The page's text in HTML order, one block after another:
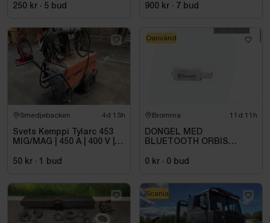
250 kr · 5 bud 900 kr · 7 bud
Smedjebacken 4d 13h
Svets Kemppi Tylarc 453
MIG/MAG | 450 A | 400 V |
50 kr · 1 bud
Bromma 11d 11h
DONGEL MED
BLUETOOTH ORBIS
0 kr · 0 bud
Oanvänd
Scania